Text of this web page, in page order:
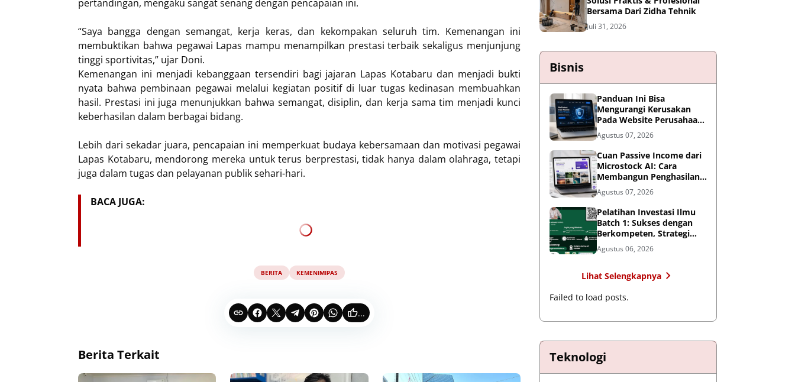
pertandingan, mengaku sangat senang dengan pencapaian ini.
“Saya bangga dengan semangat, kerja keras, dan kekompakan seluruh tim. Kemenangan ini
membuktikan bahwa pegawai Lapas mampu menampilkan prestasi terbaik sekaligus menjunjung
tinggi sportivitas,” ujar Doni.
Kemenangan ini menjadi kebanggaan tersendiri bagi jajaran Lapas Kotabaru dan menjadi bukti
nyata bahwa pembinaan pegawai melalui kegiatan positif di luar tugas kedinasan membuahkan
hasil. Prestasi ini juga menunjukkan bahwa semangat, disiplin, dan kerja sama tim menjadi kunci
keberhasilan dalam berbagai bidang.
Lebih dari sekadar juara, pencapaian ini memperkuat budaya kebersamaan dan motivasi pegawai
Lapas Kotabaru, mendorong mereka untuk terus berprestasi, tidak hanya dalam olahraga, tetapi
juga dalam tugas dan pelayanan publik sehari-hari.
BACA JUGA:
BERITA KEMENIMIPAS
...
Berita Terkait
Bersama Dari Zidha Tehnik
Juli 31, 2026
Bisnis
Panduan Ini Bisa
Mengurangi Kerusakan
Pada Website Perusahaan,
Wajib Diterapkan Sebelum
Terlambat
Agustus 07, 2026
Cuan Passive Income dari
Microstock AI: Cara
Membangun Penghasilan
Jangka Panjang di Era
Kecerdasan Buatan
Agustus 07, 2026
Pelatihan Investasi Ilmu
Batch 1: Sukses dengan
Berkompeten, Strategi
Meningkatkan Daya Saing
di Era AI dan Persaingan
Agustus 06, 2026
Lihat Selengkapnya
Failed to load posts.
Teknologi